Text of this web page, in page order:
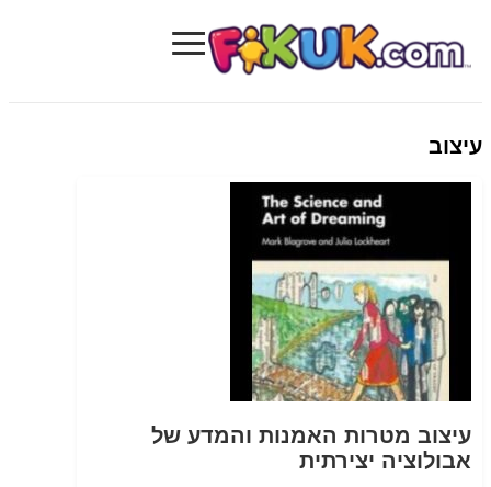
Fikuk.com
≡
עיצוב
עיצוב מטרות האמנות והמדע של
אבולוציה יצירתית